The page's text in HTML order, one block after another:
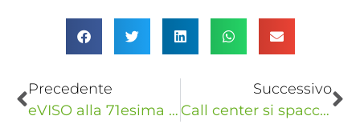
Precedente
eVISO alla 71esima Fiera del Peperone di Carmagnola
Successivo
Call center si spacciano per eVISO? Ecco il modulo per segnalare